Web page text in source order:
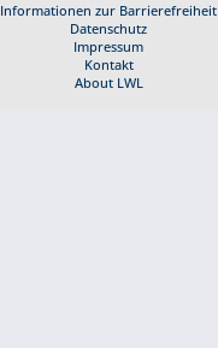
Informationen zur Barrierefreiheit
Datenschutz
Impressum
Kontakt
About LWL